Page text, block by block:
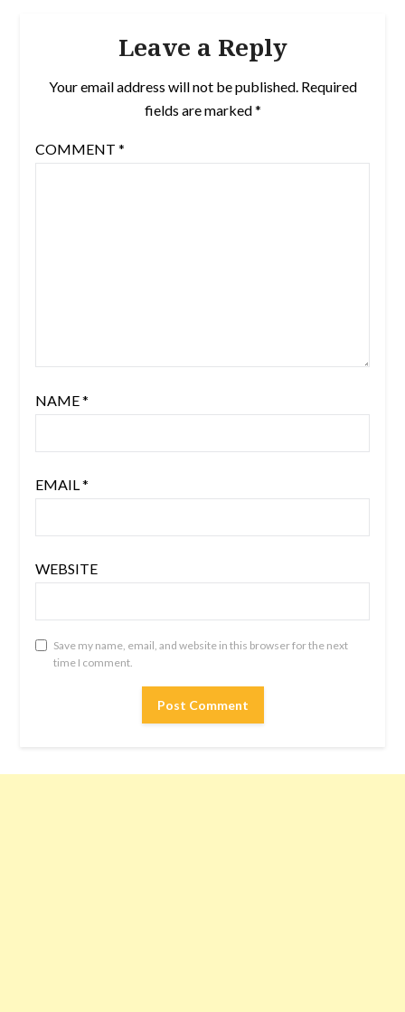
Leave a Reply
Your email address will not be published. Required
fields are marked*
COMMENT *
NAME*
EMAIL *
WEBSITE
Save my name, email, and website in this browser for the next
time I comment.